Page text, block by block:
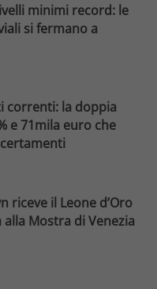
minimi record: le
si fermano a
correnti: la doppia
e 71mila euro che
riceve il Leone d’Oro
Mostra di Venezia